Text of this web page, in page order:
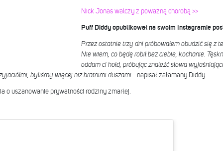
Nick Jonas walczy z poważną chorobą >>
Puff Diddy opublikował na swoim Instagramie
Przez ostatnie trzy dni próbowałem obudzić się z
Nie wiem, co będę robił bez ciebie, kochanie.
oddam ci hołd, próbując znaleźć słowa
byliśmy więcej niż bratnimi duszami- napisał załamany Diddy.
o uszanowanie prywatności rodziny zmarłej.